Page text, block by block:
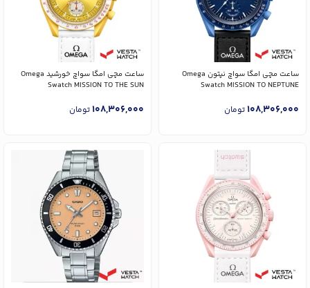
ساعت مچی امگا سواچ نپتون Omega
Swatch MISSION TO NEPTUNE
108,306,000تومان
ساعت مچی امگا سواچ خورشید Omega
Swatch MISSION TO THE SUN
108,306,000تومان